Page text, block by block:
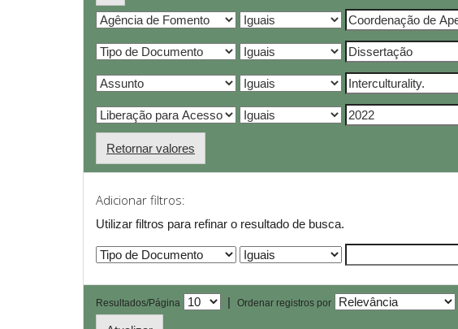
Retornar valores
Adicionar filtros:
Utilizar filtros para refinar o resultado de busca.
Resultados/Página | Ordenar registros por